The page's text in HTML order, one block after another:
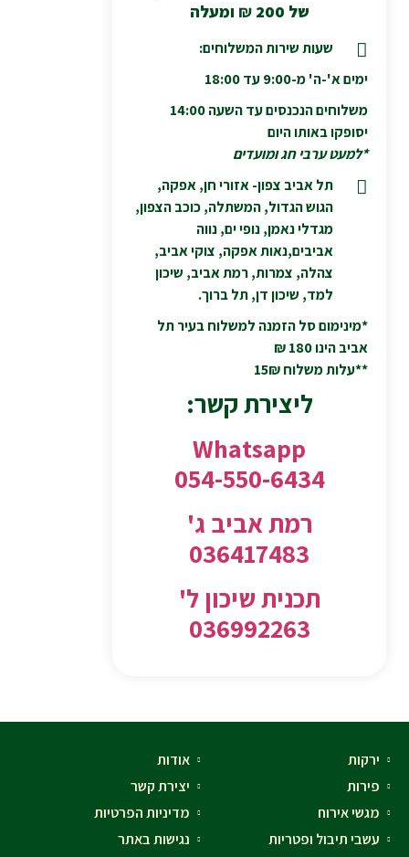
של 200
₪ ומעלה
שעות שירות המשלוחים:
ימים א'-ה' מ-9:00 עד 18:00
משלוחים הנכנסים עד השעה 14:00
יסופקו באותו היום
*למעט ערבי חג ומועדים
תל אביב צפון- אזורי חן, אפקה,
הגוש הגדול, המשתלה, כוכב הצפון,
מגדלי נאמן, נופי ים, נווה
אביבים,נאות אפקה, צוקי אביב,
צהלה, צמרות, רמת אביב, שיכון
למד, שיכון דן, תל ברוך.
*מינימום סל הזמנה למשלוח בעיר תל
אביב הינו 180 ₪
**עלות משלוח 15₪
ליצירת קשר:
Whatsapp
054-550-6434
רמת אביב ג'
036417483
תכנית שיכון ל'
036992263
ירקות
פירות
מגשי אירוח
עשבי תיבול ופטריות
אודות
יצירת קשר
מדיניות הפרטיות
נגישות באתר